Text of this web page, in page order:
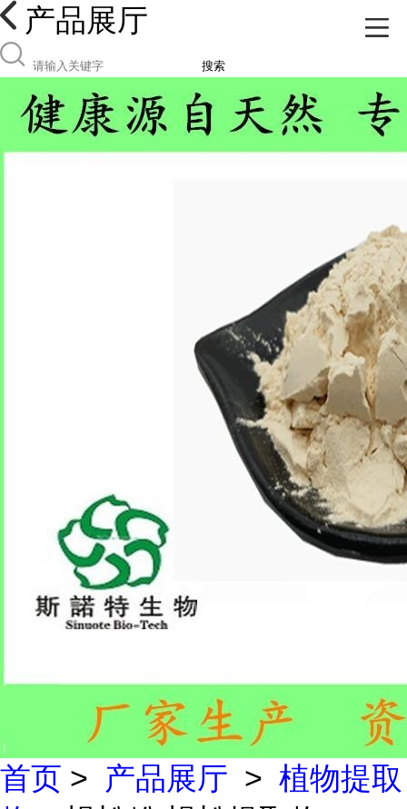
产品展厅
搜索
首页 > 产品展厅 > 植物提取